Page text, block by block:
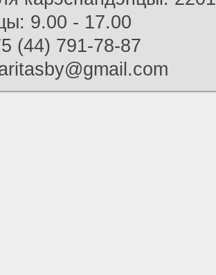
9.00 - 17.00
(44) 791-78-87